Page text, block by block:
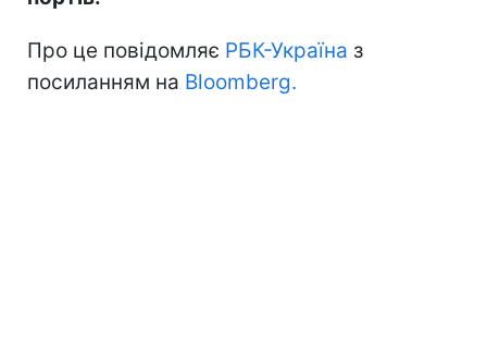
Про це повідомляє РБК-Україна з
посиланням на Bloomberg.